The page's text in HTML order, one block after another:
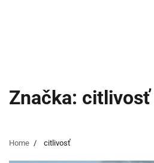
Značka: citlivosť
Home citlivosť